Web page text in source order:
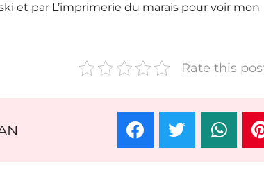
et par L’imprimerie du marais pour voir mon
Rate this